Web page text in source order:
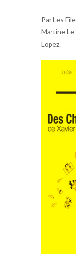
Par Les
Martine Le
Lopez.